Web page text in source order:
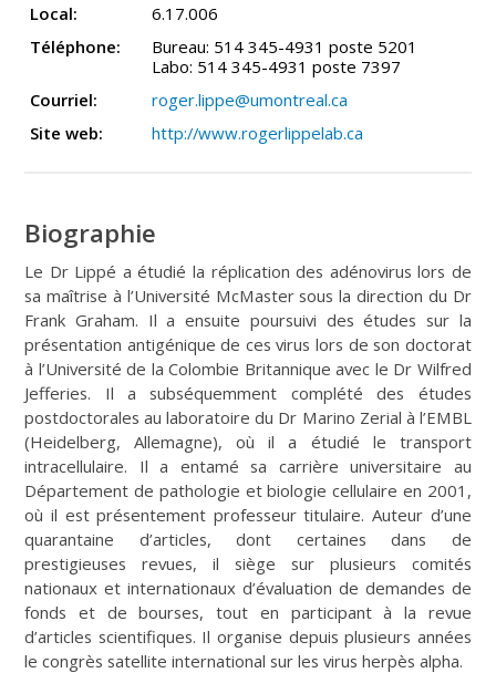
Local:
6.17.006
Téléphone:
Bureau: 514 345-4931 poste 5201
Labo: 514 345-4931 poste 7397
Courriel:
roger.lippe@umontreal.ca
Site web:
http://www.rogerlippelab.ca
Biographie
Le Dr Lippé a étudié la réplication des adénovirus lors de
sa maîtrise à l’Université McMaster sous la direction du Dr
Frank Graham. Il a ensuite poursuivi des études sur la
présentation antigénique de ces virus lors de son doctorat
à l’Université de la Colombie Britannique avec le Dr Wilfred
Jefferies. Il a subséquemment complété des études
postdoctorales au laboratoire du Dr Marino Zerial à l’EMBL
(Heidelberg, Allemagne), où il a étudié le transport
intracellulaire. Il a entamé sa carrière universitaire au
Département de pathologie et biologie cellulaire en 2001,
où il est présentement professeur titulaire. Auteur d’une
quarantaine d’articles, dont certaines dans de
prestigieuses revues, il siège sur plusieurs comités
nationaux et internationaux d’évaluation de demandes de
fonds et de bourses, tout en participant à la revue
d’articles scientifiques. Il organise depuis plusieurs années
le congrès satellite international sur les virus herpès alpha.